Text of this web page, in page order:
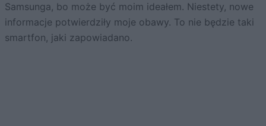
Samsunga, bo może być moim ideałem. Niestety, nowe
informacje potwierdziły moje obawy. To nie będzie taki
smartfon, jaki zapowiadano.